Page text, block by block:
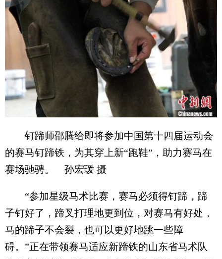
钉蹄师邵腾给即将参加中国第十四届运动会
的赛马钉蹄铁，为其穿上新“跑鞋”，助力赛马在
赛场驰骋。 孙宏瑗 摄
“参加星级马术比赛，赛马必须得钉蹄，蹄
子钉好了，蹄叉打理地更到位，对赛马有好处，
马的蹄子不会裂，也可以更好地跳一些障
碍。”正在带领赛马适应新蹄铁的山东省马术队